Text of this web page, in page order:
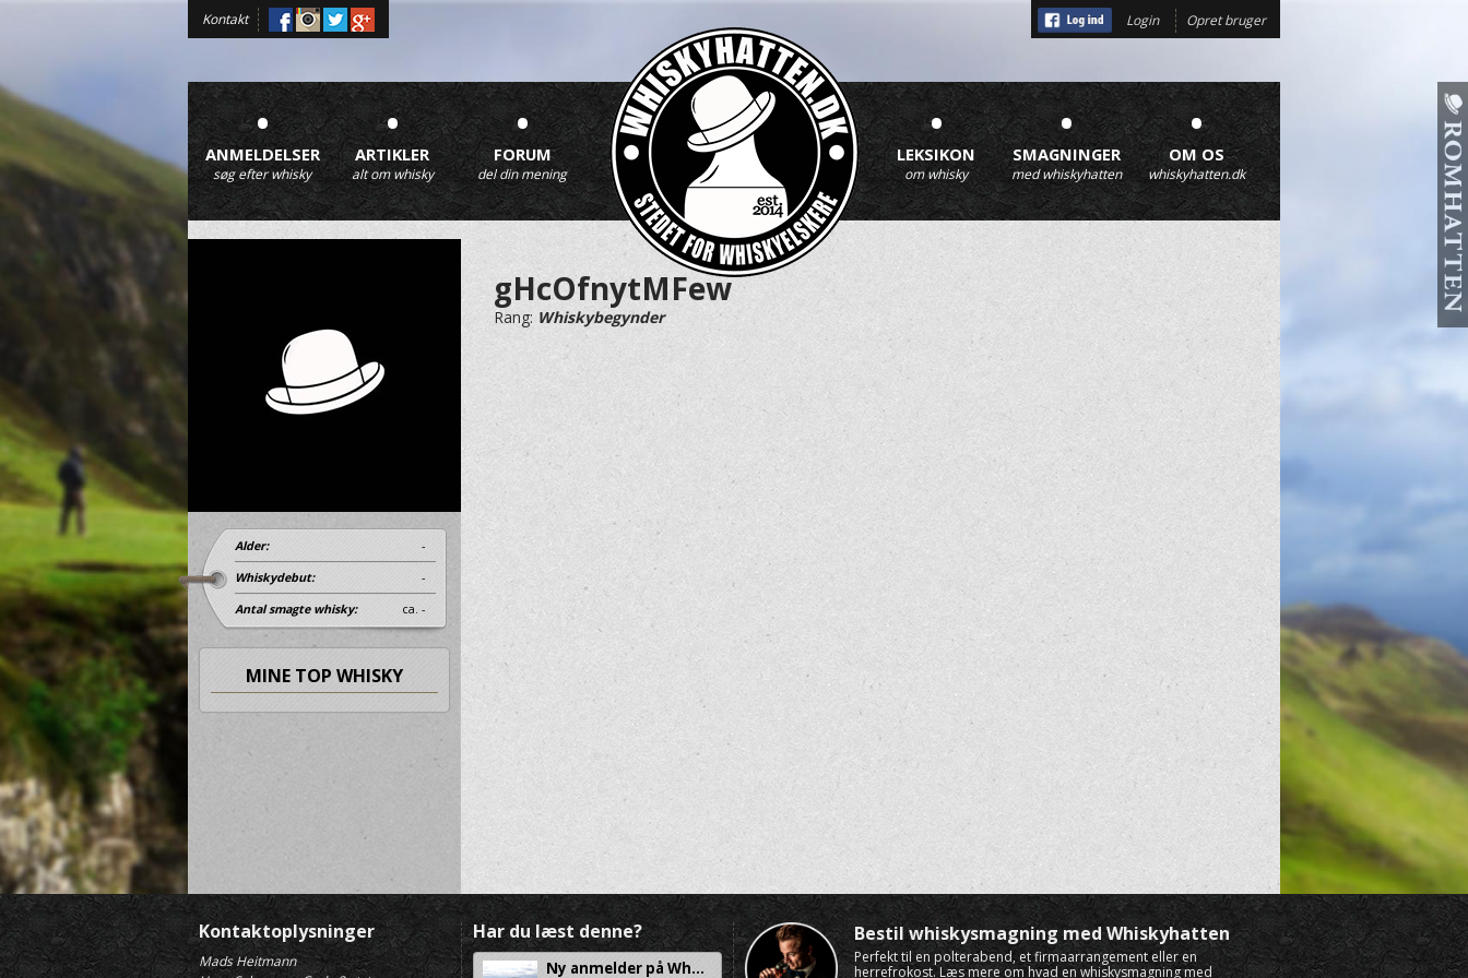
Kontakt Login Opret bruger
•
ANMELDELSER
søg efter whisky
•
ARTIKLER
alt om whisky
•
FORUM
del din mening
•
LEKSIKON
om whisky
•
SMAGNINGER
med whiskyhatten
•
OM OS
whiskyhatten.dk
gHcOfnytMFew
Rang: Whiskybegynder
Alder: -
Whiskydebut: -
Antal smagte whisky: ca. -
MINE TOP WHISKY
Kontaktoplysninger
Mads Heitmann
Har du læst denne?
Ny anmelder på Wh...
Bestil whiskysmagning med Whiskyhatten
Perfekt til en polterabend, et firmaarrangement eller en
herrefrokost. Læs mere om hvad en whiskysmagning med